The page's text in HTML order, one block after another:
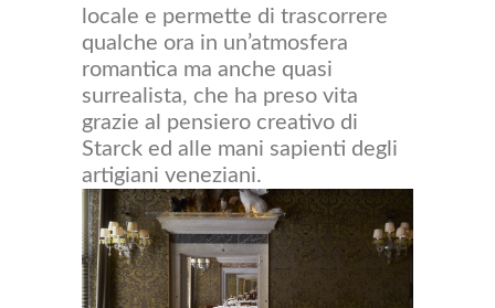
locale e permette di trascorrere
qualche ora in un’atmosfera
romantica ma anche quasi
surrealista, che ha preso vita
grazie al pensiero creativo di
Starck ed alle mani sapienti degli
artigiani veneziani.